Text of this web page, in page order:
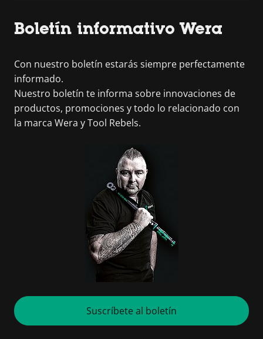
Boletín informativo Wera
Con nuestro boletín estarás siempre perfectamente
informado.
Nuestro boletín te informa sobre innovaciones de
productos, promociones y todo lo relacionado con
la marca Wera y Tool Rebels.
Suscríbete al boletín